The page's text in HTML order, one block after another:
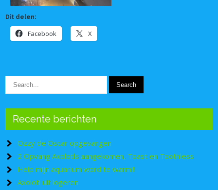
Dit delen:
Facebook X
Recente berichten
Ozzy de Oscar opgevangen
2 Opvang Axolotls aangekomen, Toast en Toothless
Help mijn aquarium word te warm!!!
Axolotl uit logeren